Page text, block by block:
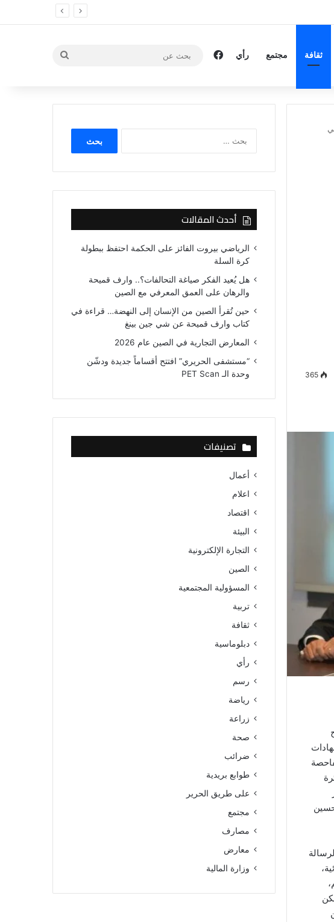
ثقافة مجتمع رأي فيسبوك
بحث
365
أحدث المقالات
الرياضي بيروت الفائز على الحكمة احتفظ ببطولة
كرة السلة
هل يُعيد الفكر صياغة التحالفات؟.. وارف قميحة
والرهان على العمق المعرفي مع الصين
حين تُقرأ الصين من الإنسان إلى النهضة… قراءة في
كتاب وارف قميحة عن شي جين بينغ
المعارض التجارية في الصين عام 2026
“مستشفى الحريري” افتتح أقساماً جديدة ودشّن
وحدة الـ PET Scan
تصنيفات
أعمال
اعلام
اقتصاد
البيئة
التجارة الإلكترونية
الصين
المسؤولية المجتمعية
تربية
ثقافة
دبلوماسية
رأي
رسم
رياضة
زراعة
صحة
ضرائب
طوابع بريدية
على طريق الحرير
مجتمع
مصارف
معارض
وزارة المالية